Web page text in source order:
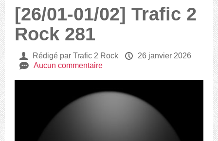
[26/01-01/02] Trafic 2
Rock 281
U Rédigé par Trafic 2 Rock P 26 janvier 2026
e Aucun commentaire